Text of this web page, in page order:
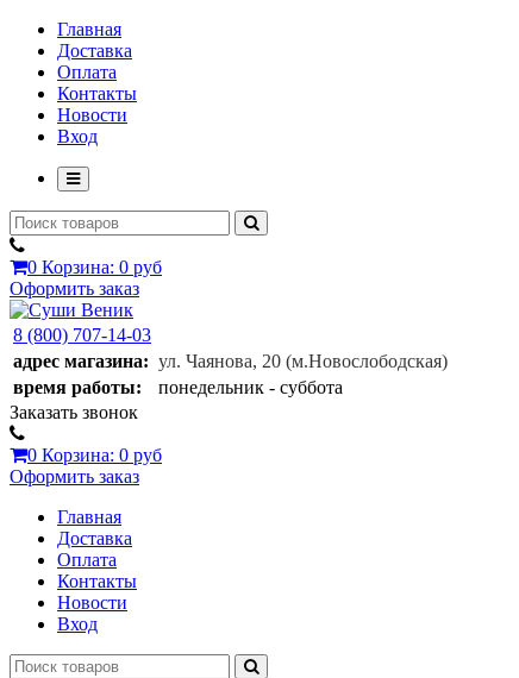
Главная
Доставка
Оплата
Контакты
Новости
Вход
0 Корзина: 0 руб
Оформить заказ
8 (800) 707-14-03
адрес магазина: ул. Чаянова, 20 (м.Новослободская)
время работы:
понедельник - суббота
Заказать звонок
0 Корзина: 0 руб
Оформить заказ
Главная
Доставка
Оплата
Контакты
Новости
Вход